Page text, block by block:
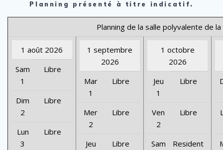
Planning présenté à titre indicatif.
Planning de la salle polyvalente de
1 août 2026
Sam
1
Libre
Dim
2
Libre
Lun
3
Libre
1 septembre
2026
Mar
1
Libre
Mer
2
Libre
Jeu
Libre
1 octobre
2026
Jeu
1
Libre
Ven
2
Libre
Sam
Resident